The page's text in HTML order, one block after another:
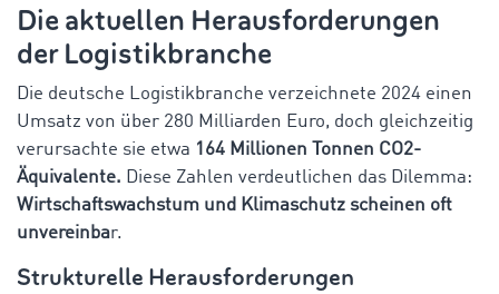
Die aktuellen Herausforderungen
der Logistikbranche
Die deutsche Logistikbranche verzeichnete 2024 einen
Umsatz von über 280 Milliarden Euro, doch gleichzeitig
verursachte sie etwa 164 Millionen Tonnen CO2-
Äquivalente. Diese Zahlen verdeutlichen das Dilemma:
Wirtschaftswachstum und Klimaschutz scheinen oft
unvereinbar.
Strukturelle Herausforderungen